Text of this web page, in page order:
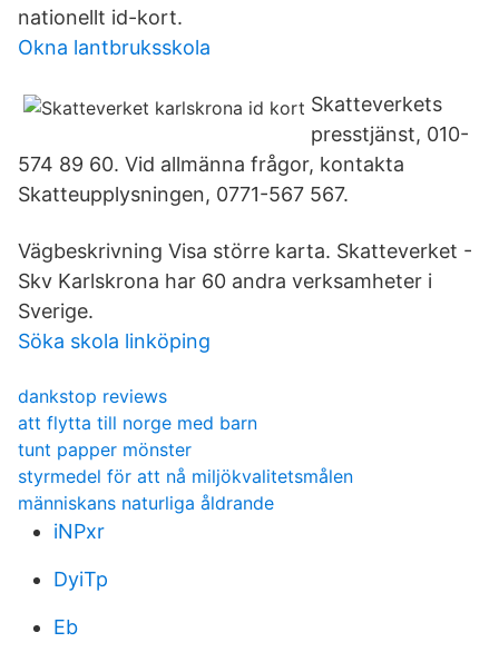
nationellt id-kort.
Okna lantbruksskola
Skatteverkets
presstjänst, 010-
574 89 60. Vid allmänna frågor, kontakta
Skatteupplysningen, 0771-567 567.
Vägbeskrivning Visa större karta. Skatteverket -
Skv Karlskrona har 60 andra verksamheter i
Sverige.
Söka skola linköping
dankstop reviews
att flytta till norge med barn
tunt papper mönster
styrmedel för att nå miljökvalitetsmålen
människans naturliga åldrande
iNPxr
DyiTp
Eb